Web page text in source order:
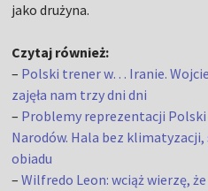
jako drużyna.
Czytaj również:
– Polski trener w… Iranie.
zajęła nam trzy dni dni
– Problemy reprezentacji
Narodów. Hala bez
obiadu
–Wilfredo Leon: wciąż wierzę,